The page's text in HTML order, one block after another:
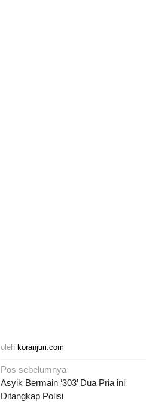
oleh koranjuri.com
Navigasi
pos
Pos sebelumnya
Asyik Bermain ‘303’ Dua Pria ini
Ditangkap Polisi